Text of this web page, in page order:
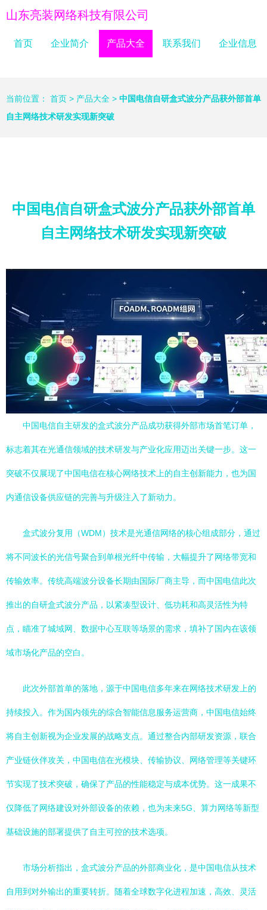
山东亮装网络科技有限公司
首页 企业简介 产品大全 联系我们 企业信息
当前位置： 首页 > 产品大全 > 中国电信自研盒式波分产品获外部首单
自主网络技术研发实现新突破
中国电信自研盒式波分产品获外部首单
自主网络技术研发实现新突破
中国电信自主研发的盒式波分产品成功获得外部市场首笔订单，
标志着其在光通信领域的技术研发与产业化应用迈出关键一步。这一
突破不仅展现了中国电信在核心网络技术上的自主创新能力，也为国
内通信设备供应链的完善与升级注入了新动力。
盒式波分复用（WDM）技术是光通信网络的核心组成部分，通过
将不同波长的光信号聚合到单根光纤中传输，大幅提升了网络带宽和
传输效率。传统高端波分设备长期由国际厂商主导，而中国电信此次
推出的自研盒式波分产品，以紧凑型设计、低功耗和高灵活性为特
点，瞄准了城域网、数据中心互联等场景的需求，填补了国内在该领
域市场化产品的空白。
此次外部首单的落地，源于中国电信多年来在网络技术研发上的
持续投入。作为国内领先的综合智能信息服务运营商，中国电信始终
将自主创新视为企业发展的战略支点。通过整合内部研发资源，联合
产业链伙伴攻关，中国电信在光模块、传输协议、网络管理等关键环
节实现了技术突破，确保了产品的性能稳定与成本优势。这一成果不
仅降低了网络建设对外部设备的依赖，也为未来5G、算力网络等新型
基础设施的部署提供了自主可控的技术选项。
市场分析指出，盒式波分产品的外部商业化，是中国电信从技术
自用到对外输出的重要转折。随着全球数字化进程加速，高效、灵活